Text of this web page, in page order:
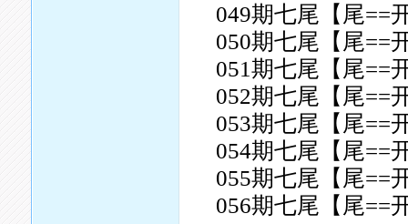
049期七尾【尾==
050期七尾【尾==
051期七尾【尾==
052期七尾【尾==
053期七尾【尾==
054期七尾【尾==
055期七尾【尾==
056期七尾【尾==